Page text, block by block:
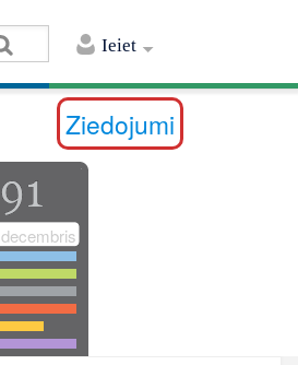
Ieiet
Ziedojumi
decembris